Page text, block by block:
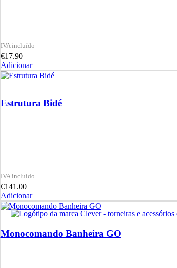
€17.90
Adicionar
Estrutura Bidé
€141.00
Adicionar
Monocomando Banheira GO